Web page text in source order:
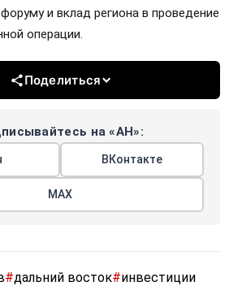
и вклад региона в проведение
операции.
Поделиться
на «АН»:
ВКонтакте
МАХ
#дальний восток#инвестиции